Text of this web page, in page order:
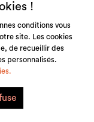
!
conditions vous
site. Les cookies
de recueillir des
personnalisés.